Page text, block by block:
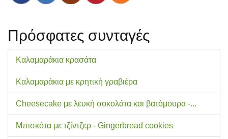
Πρόσφατες συνταγές
Καλαμαράκια κρασάτα
Καλαμαράκια με κρητική γραβιέρα
Cheesecake με λευκή σοκολάτα και βατόμουρα -...
Μπισκότα με τζίντζερ - Gingerbread cookies